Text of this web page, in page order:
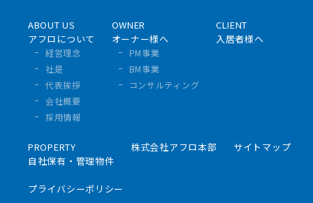
ABOUT US
アフロについて
経営理念
社是
代表挨拶
会社概要
採用情報
OWNER
オーナー様へ
PM事業
BM事業
コンサルティング
CLIENT
入居者様へ
PROPERTY
自社保有・管理物件
株式会社アフロ本部 サイトマップ
プライバシーポリシー